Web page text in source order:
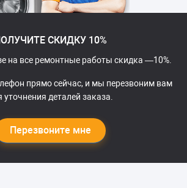
СКИДКУ 10%
на все ремонтные работы скидка —10%.
прямо сейчас, и мы перезвоним вам
уточнения деталей заказа.
Перезвоните мне